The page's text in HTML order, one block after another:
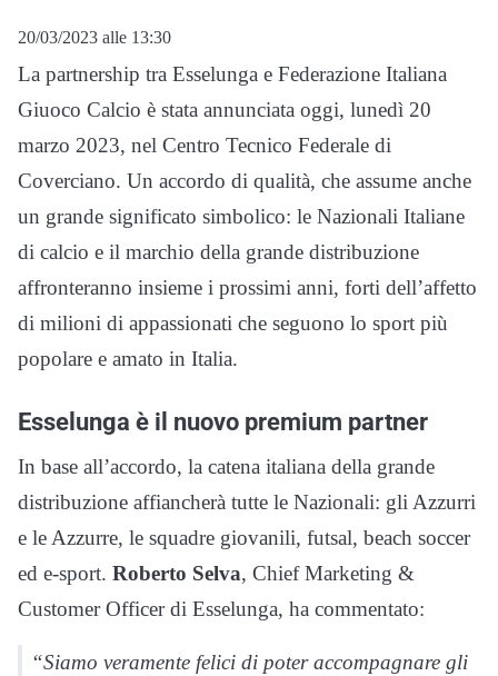
20/03/2023 alle 13:30
La partnership tra Esselunga e Federazione Italiana
Giuoco Calcio è stata annunciata oggi, lunedì 20
marzo 2023, nel Centro Tecnico Federale di
Coverciano. Un accordo di qualità, che assume anche
un grande significato simbolico: le Nazionali Italiane
di calcio e il marchio della grande distribuzione
affronteranno insieme i prossimi anni, forti dell’affetto
di milioni di appassionati che seguono lo sport più
popolare e amato in Italia.
Esselunga è il nuovo premium partner
In base all’accordo, la catena italiana della grande
distribuzione affiancherà tutte le Nazionali: gli Azzurri
e le Azzurre, le squadre giovanili, futsal, beach soccer
ed e-sport. Roberto Selva, Chief Marketing &
Customer Officer di Esselunga, ha commentato:
“Siamo veramente felici di poter accompagnare gli